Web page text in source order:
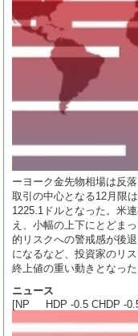
ーヨーク金先物相場は反
取引の中心となる12月限
1225.1ドルとなった。米
え、小幅の上下にとどま
的リスクへの警戒感が後
になるなど、投資家のリ
終上値の重い動きとなった
ニュース
[NP HDP -0.5 CHDP -